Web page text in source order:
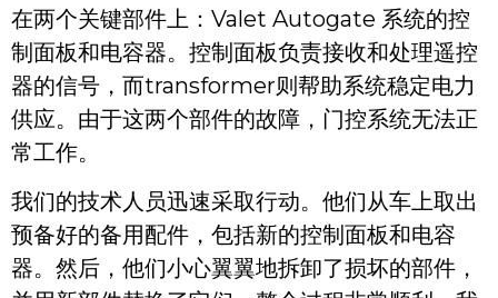
在两个关键部件上：Valet Autogate 系统的控
制面板和电容器。控制面板负责接收和处理遥控
器的信号，而transformer则帮助系统稳定电力
供应。由于这两个部件的故障，门控系统无法正
常工作。
我们的技术人员迅速采取行动。他们从车上取出
预备好的备用配件，包括新的控制面板和电容
器。然后，他们小心翼翼地拆卸了损坏的部件，